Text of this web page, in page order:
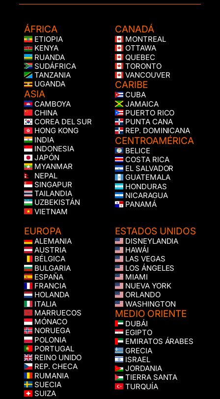
ÁFRICA
ETIOPIA
KENYA
RUANDA
SUDÁFRICA
TANZANIA
UGANDA
ASIA
CAMBOYA
CHINA
COREA DEL SUR
HONG KONG
INDIA
INDONESIA
JAPÓN
MYANMAR
NEPAL
SINGAPUR
TAILANDIA
UZBEKISTÁN
VIETNAM
CANADÁ
MONTREAL
OTTAWA
QUEBEC
TORONTO
VANCOUVER
CARIBE
CUBA
JAMAICA
PUERTO RICO
PUNTA CANA
REP. DOMINICANA
CENTROAMÉRICA
BELICE
COSTA RICA
EL SALVADOR
GUATEMALA
HONDURAS
NICARAGUA
PANAMÁ
EUROPA
ALEMANIA
AUSTRIA
BÉLGICA
BULGARIA
ESPAÑA
FRANCIA
HOLANDA
ITALIA
MARRUECOS
MÓNACO
NORUEGA
POLONIA
PORTUGAL
REINO UNIDO
REP. CHECA
RUMANIA
SUECIA
SUIZA
ESTADOS UNIDOS
DISNEYLANDIA
HAWÁI
LAS VEGAS
LOS ÁNGELES
MIAMI
NUEVA YORK
ORLANDO
WASHINGTON
MEDIO ORIENTE
DUBÁI
EGIPTO
EMIRATOS ÁRABES
GRECIA
ISRAEL
JORDANIA
TIERRA SANTA
TURQUÍA